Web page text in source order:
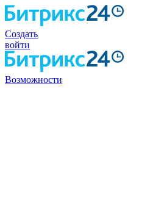
Создать
войти
Возможности